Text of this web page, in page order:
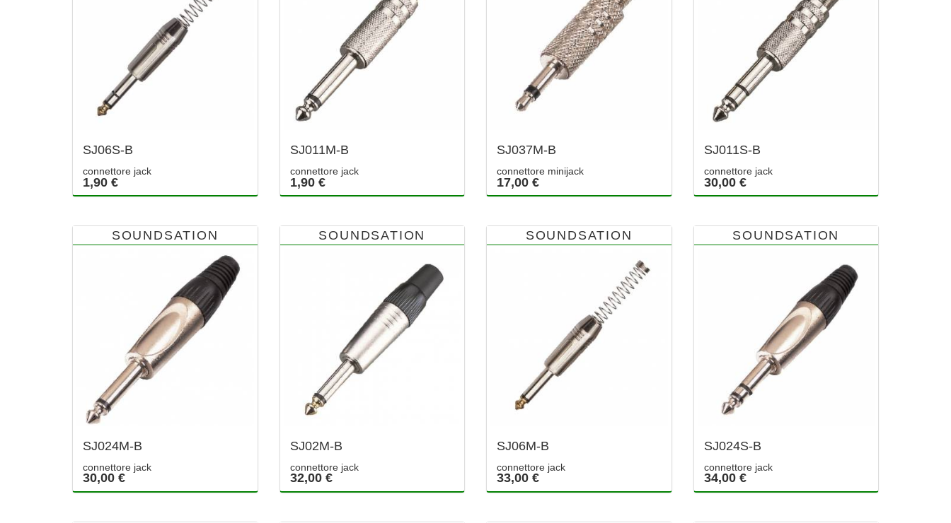
SJ06S-B
connettore jack
1,90 €
SJ011M-B
connettore jack
1,90 €
SJ037M-B
connettore minijack
17,00 €
SJ011S-B
connettore jack
30,00 €
SOUNDSATION
SJ024M-B
connettore jack
30,00 €
SOUNDSATION
SJ02M-B
connettore jack
32,00 €
SOUNDSATION
SJ06M-B
connettore jack
33,00 €
SOUNDSATION
SJ024S-B
connettore jack
34,00 €